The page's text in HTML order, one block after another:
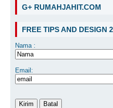
G+ RUMAHJAHIT.COM
FREE TIPS AND DESIGN
Nama :
Email: